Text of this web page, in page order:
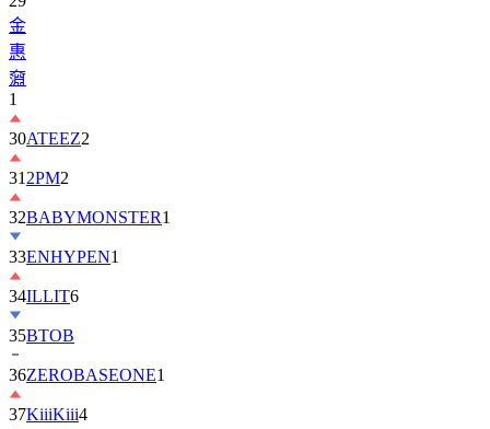
惠
奫
1
30
312PM2
32 BABYMONSTER
33ENHYPEN1
34ILLIT6
35BTOB
36ZEROBASEONE
37KiiiKiii4
38